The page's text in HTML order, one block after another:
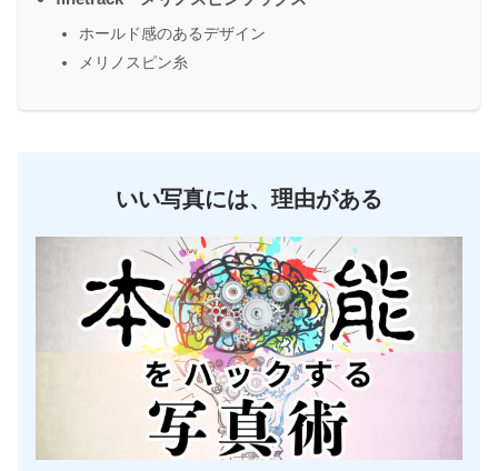
ホールド感のあるデザイン
メリノスピン糸
いい写真には、理由がある